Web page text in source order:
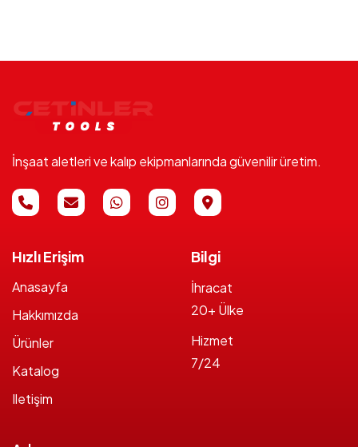
İnşaat aletleri ve kalıp ekipmanlarında güvenilir üretim.
Hızlı Erişim
Anasayfa
Hakkımızda
Ürünler
Katalog
Iletişim
Bilgi
İhracat
20+ Ülke
Hizmet
7/24